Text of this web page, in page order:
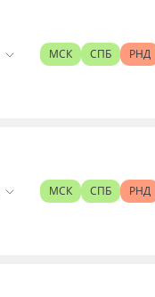
МСК СПБ РНД
МСК СПБ РНД